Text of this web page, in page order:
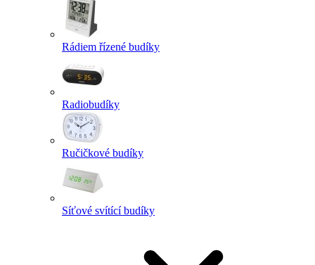
Rádiem řízené budíky
Radiobudíky
Ručičkové budíky
Síťové svítící budíky